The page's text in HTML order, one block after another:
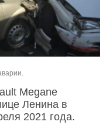
Megane
Ленина в
2021 года.